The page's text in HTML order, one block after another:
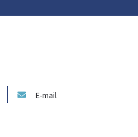
E-mail